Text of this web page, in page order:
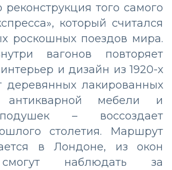
того самого
который считался
роскошных поездов мира.
вагонов повторяет
и дизайн из 1920-х
деревянных лакированных
мебели и
– воссоздает
столетия. Маршрут
в Лондоне, из окон
наблюдать за